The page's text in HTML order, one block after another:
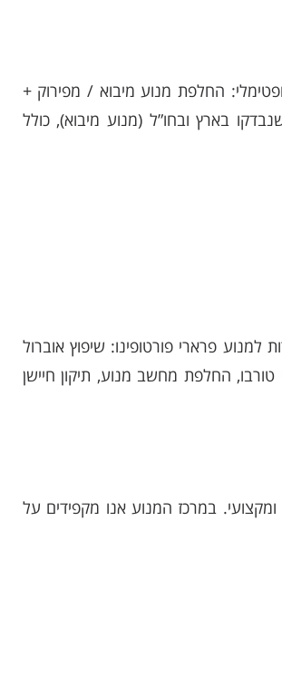
החלפת מנוע מיבוא / מפירוק +
בארץ ובחו”ל (מנוע מיבוא), כולל
פרארי פורטופינו: שיפוץ אוברול
החלפת מחשב מנוע, תיקון חיישן
במרכז המנוע אנו מקפידים על